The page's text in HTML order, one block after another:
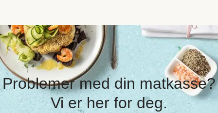
Problemer med din matkasse?
Vi er her for deg.